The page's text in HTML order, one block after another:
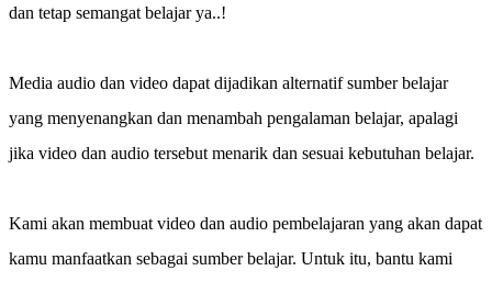
dan tetap semangat belajar ya..!
Media audio dan video dapat dijadikan alternatif sumber belajar
yang menyenangkan dan menambah pengalaman belajar, apalagi
jika video dan audio tersebut menarik dan sesuai kebutuhan belajar.
Kami akan membuat video dan audio pembelajaran yang akan dapat
kamu manfaatkan sebagai sumber belajar. Untuk itu, bantu kami